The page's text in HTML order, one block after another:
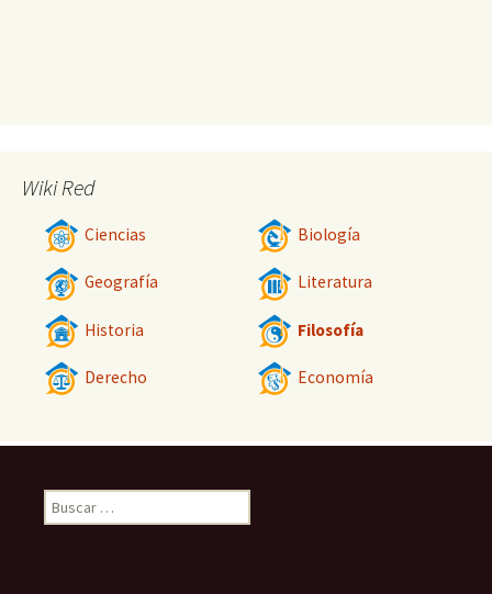
Wiki Red
Ciencias Biología
Geografía Literatura
Historia Filosofía
Derecho Economía
Buscar: